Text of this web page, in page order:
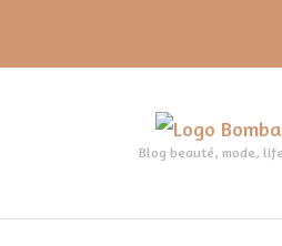
Blog beauté, mode,